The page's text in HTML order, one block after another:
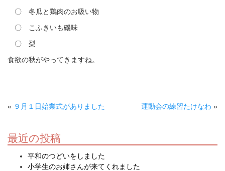
〇 冬瓜と鶏肉のお吸い物
〇 こふきいも磯味
〇 梨
食欲の秋がやってきますね。
« ９月１日始業式がありました 運動会の練習たけなわ »
最近の投稿
平和のつどいをしました
小学生のお姉さんが来てくれました